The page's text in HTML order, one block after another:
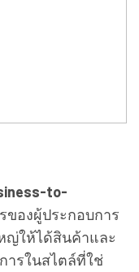
to-
ของผู้ประกอบการ
ญ่ให้ได้สินค้าและ
ารในสไตล์ที่ใช่